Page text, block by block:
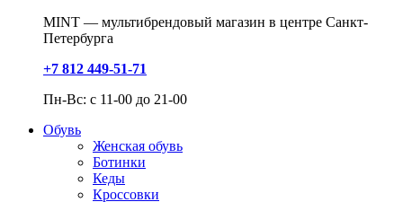
MINT — мультибрендовый магазин в центре Санкт-
Петербурга
+7 812 449-51-71
Пн-Вс: с 11-00 до 21-00
Обувь
Женская обувь
Ботинки
Кеды
Кроссовки